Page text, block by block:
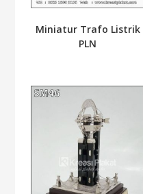
Miniatur Trafo Listrik
PLN